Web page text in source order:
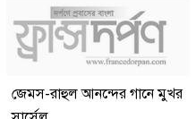
জেমস-রাহুল আনন্দের গানে মুখর